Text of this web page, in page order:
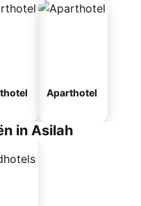
Aparthotel
in Asilah